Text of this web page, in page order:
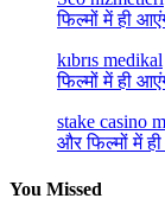
फिल्मों में ही
kıbrıs medikal
फिल्मों में ही
stake casino
और फिल्मों में
You Missed